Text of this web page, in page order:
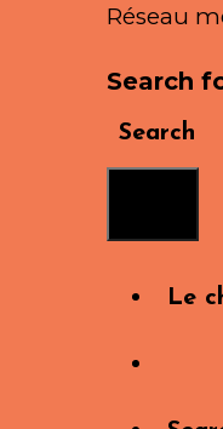
Réseau
Search
Search
Le